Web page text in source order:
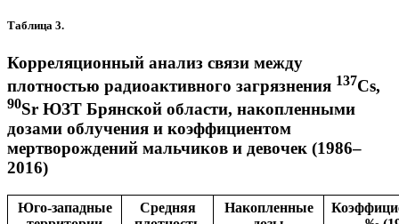
Таблица 3.
Корреляционный анализ связи между
плотностью радиоактивного загрязнения 137Cs,
90Sr ЮЗТ Брянской области, накопленными
дозами облучения и коэффициентом
мертворождений мальчиков и девочек (1986–
2016)
Юго-западные
Средняя
Накопленные